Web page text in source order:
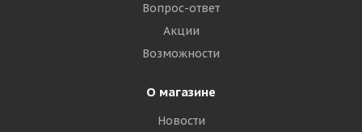
Вопрос-ответ
Акции
Возможности
О магазине
Новости